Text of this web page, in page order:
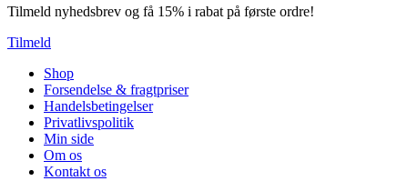
Tilmeld nyhedsbrev og få 15% i rabat på første ordre!
Tilmeld
Shop
Forsendelse & fragtpriser
Handelsbetingelser
Privatlivspolitik
Min side
Om os
Kontakt os